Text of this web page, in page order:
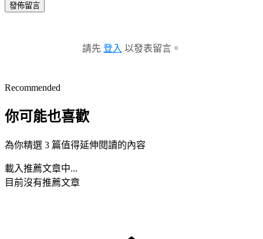
發佈留言
請先 登入 以發表留言。
Recommended
你可能也喜歡
為你精選 3 篇值得延伸閱讀的內容
載入推薦文章中...
目前沒有推薦文章